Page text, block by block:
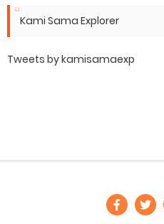
Kami Sama Explorer
Tweets by kamisamaexp